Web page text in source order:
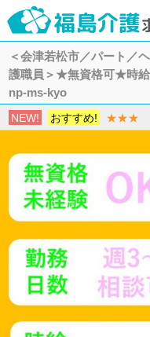
＜会津若松市／パート／
護職員＞★無資格可★時
np-ms-kyo
NEW! おすすめ! ★★★